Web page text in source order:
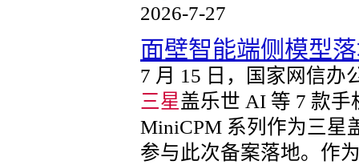
2026-7-27
面壁智能端侧模型
7 月 15 日，国家网信办
三星盖乐世 AI 等 7 款
MiniCPM 系列作为三星
参与此次备案落地。作